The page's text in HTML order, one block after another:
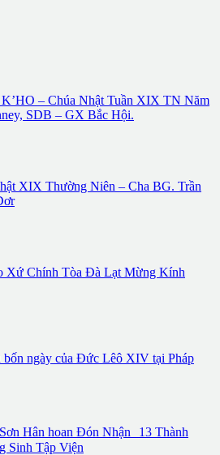
– Chúa Nhật Tuần XIX TN Năm
SDB – GX Bắc Hội.
XIX Thường Niên – Cha BG. Trần
Xứ Chính Tòa Đà Lạt Mừng Kính
ngày của Đức Lêô XIV tại Pháp
Hân hoan Đón Nhận 13 Thành
Sinh Tập Viện